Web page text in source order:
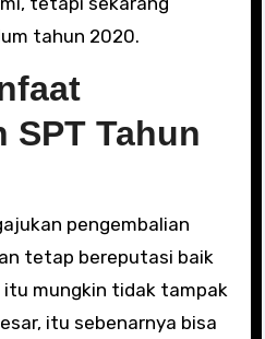
tahun 2020.
SPT Tahun
pengembalian
tetap bereputasi baik
itu mungkin tidak tampak
itu sebenarnya bisa